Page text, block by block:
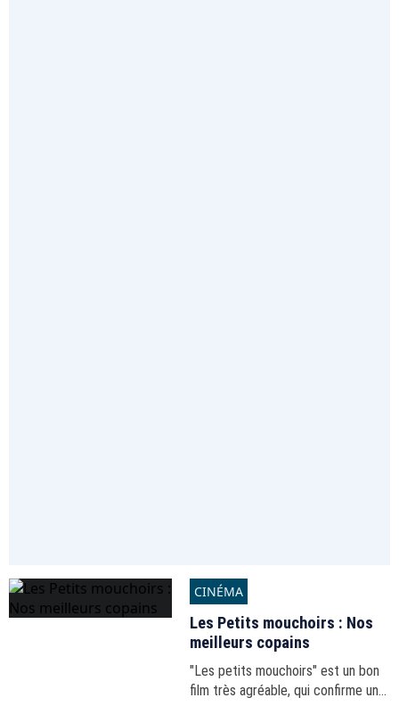
CINÉMA
Les Petits mouchoirs : Nos
meilleurs copains
"Les petits mouchoirs" est un bon
film très agréable, qui confirme une